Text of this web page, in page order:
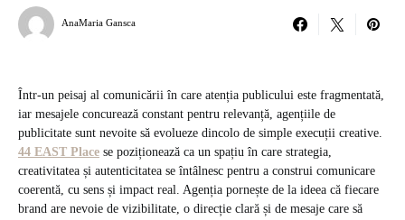
AnaMaria Gansca
Într-un peisaj al comunicării în care atenția publicului este fragmentată,
iar mesajele concurează constant pentru relevanță, agențiile de
publicitate sunt nevoite să evolueze dincolo de simple execuții creative.
44 EAST Place se poziționează ca un spațiu în care strategia,
creativitatea și autenticitatea se întâlnesc pentru a construi comunicare
coerentă, cu sens și impact real. Agenția pornește de la ideea că fiecare
brand are nevoie de vizibilitate, o direcție clară și de mesaje care să